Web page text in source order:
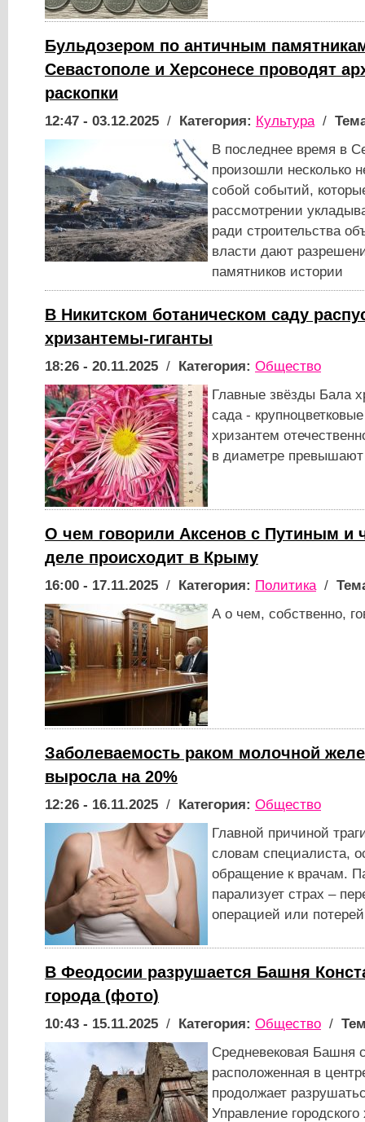
Бульдозером по античным
Севастополе и Херсонесе проводят
раскопки
12:47 - 03.12.2025 / Категория: Культура/
В последнее время в
произошли несколько
собой событий,
рассмотрении
ради строительства
власти дают
памятников истории
В Никитском ботаническом саду
хризантемы-гиганты
18:26 - 20.11.2025 / Категория: Общество
Главные звёзды Бала
сада -
хризантем
в диаметре превышают
О чем говорили Аксенов с Путиным и
деле происходит в Крыму
16:00 - 17.11.2025 / Категория: Политика/
А о чем, собственно,
Заболеваемость раком молочной
выросла на 20%
12:26 - 16.11.2025 / Категория: Общество
Главной причиной
словам специалиста,
обращение к врачам.
парализует страх –
операцией или
В Феодосии разрушается Башня
города (фото)
10:43 - 15.11.2025 / Категория: Общество /
​​​​​​​Средневековая Башня
расположенная в
продолжает
Управление